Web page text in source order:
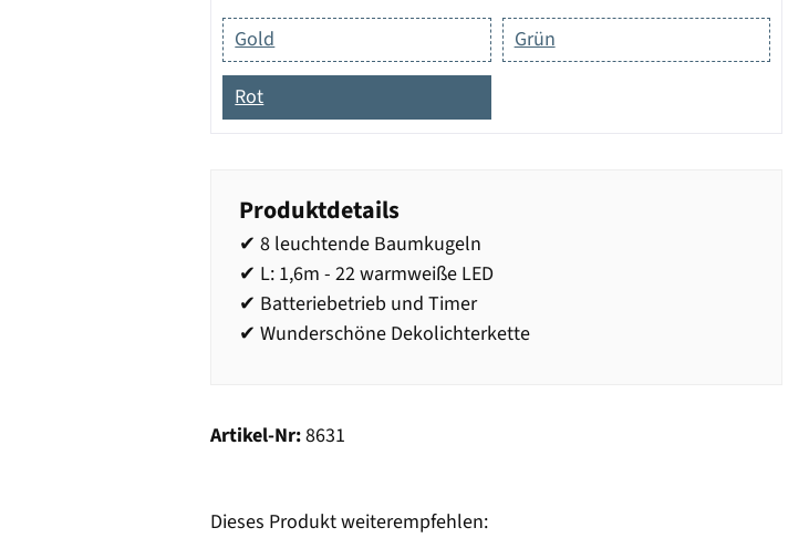
Gold
Grün
Rot
Produktdetails
✔ 8 leuchtende Baumkugeln
✔ L: 1,6m - 22 warmweiße LED
✔ Batteriebetrieb und Timer
✔ Wunderschöne Dekolichterkette
Artikel-Nr:8631
Dieses Produkt weiterempfehlen: